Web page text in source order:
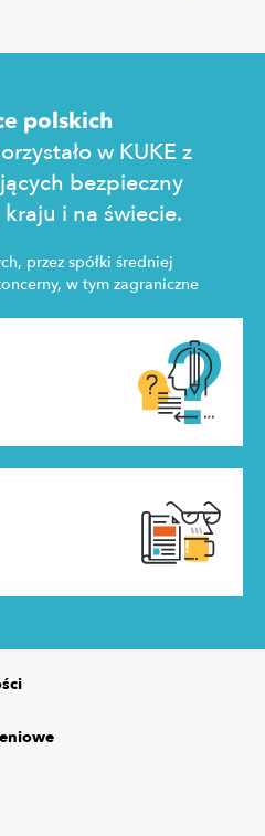
polskich
w KUKE z
bezpieczny
i na świecie.
przez spółki średniej
w tym zagraniczne